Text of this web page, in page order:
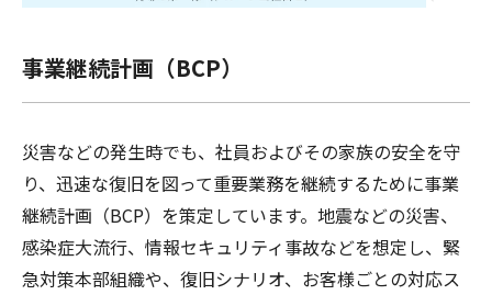
事業継続計画（BCP）
災害などの発生時でも、社員およびその家族の安全を守
り、迅速な復旧を図って重要業務を継続するために事業
継続計画（BCP）を策定しています。地震などの災害、
感染症大流行、情報セキュリティ事故などを想定し、緊
急対策本部組織や、復旧シナリオ、お客様ごとの対応ス